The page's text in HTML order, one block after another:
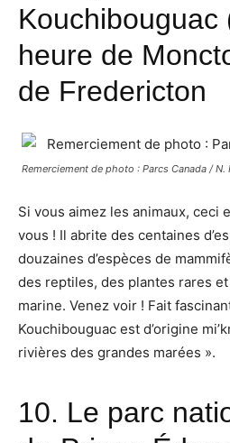
Kouchibouguac
heure de
de Fredericton
Remerciement de photo : Parcs Canada / N.
Si vous aimez les animaux, ceci
vous ! Il abrite des centaines
douzaines d’espèces de
des reptiles, des plantes rares
marine. Venez voir ! Fait
Kouchibouguac est d’origine
rivières des grandes marées ».
10. Le parc